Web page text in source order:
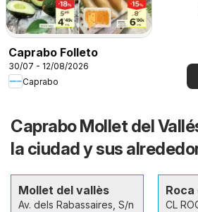
Caprabo Folleto
30/07 - 12/08/2026
Caprabo
Caprabo Mollet del
la ciudad y sus
Mollet del vallès
Av. dels Rabassaires, S/n
Roca
CL